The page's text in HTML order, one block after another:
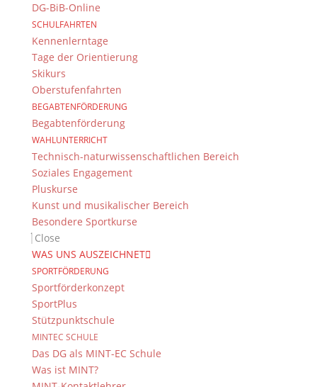
DG-BiB-Online
SCHULFAHRTEN
Kennenlerntage
Tage der Orientierung
Skikurs
Oberstufenfahrten
BEGABTENFÖRDERUNG
Begabtenförderung
WAHLUNTERRICHT
Technisch-naturwissenschaftlichen Bereich
Soziales Engagement
Pluskurse
Kunst und musikalischer Bereich
Besondere Sportkurse
Close
WAS UNS AUSZEICHNET
SPORTFÖRDERUNG
Sportförderkonzept
SportPlus
Stützpunktschule
MINTEC SCHULE
Das DG als MINT-EC Schule
Was ist MINT?